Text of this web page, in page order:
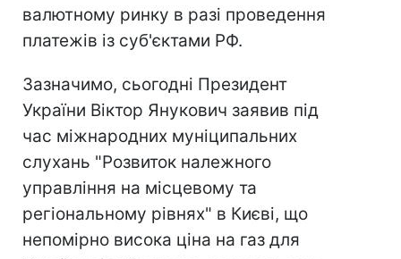
валютному ринку в разі проведення
платежів із суб'єктами РФ.
Зазначимо, сьогодні Президент
України Віктор Янукович заявив під
час міжнародних муніципальних
слухань "Розвиток належного
управління на місцевому та
регіональному рівнях" в Києві, що
непомірно висока ціна на газ для